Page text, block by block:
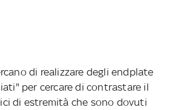
di realizzare degli endplate
per cercare di contrastare il
di estremità che sono dovuti